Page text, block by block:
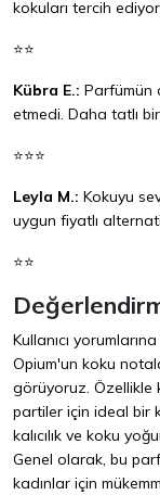
kokuları tercih
⭐⭐
Kübra E.: Parfümün
etmedi. Daha tatlı
⭐⭐⭐
Leyla M.: Kokuyu
uygun fiyatlı
⭐⭐
Kullanıcı
Opium'un koku
görüyoruz. Özellikle
partiler için ideal bir
kalıcılık ve koku
Genel olarak, bu
kadınlar için